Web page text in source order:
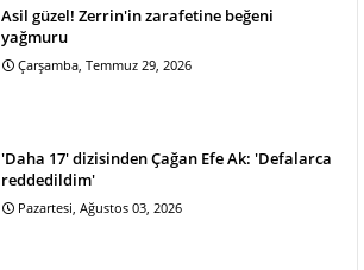
Asil güzel! Zerrin'in zarafetine beğeni
yağmuru
Çarşamba, Temmuz 29, 2026
'Daha 17' dizisinden Çağan Efe Ak: 'Defalarca
reddedildim'
Pazartesi, Ağustos 03, 2026